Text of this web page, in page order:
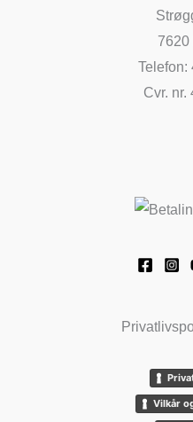
7620
Telefon:
Cvr. nr.
Vilkår